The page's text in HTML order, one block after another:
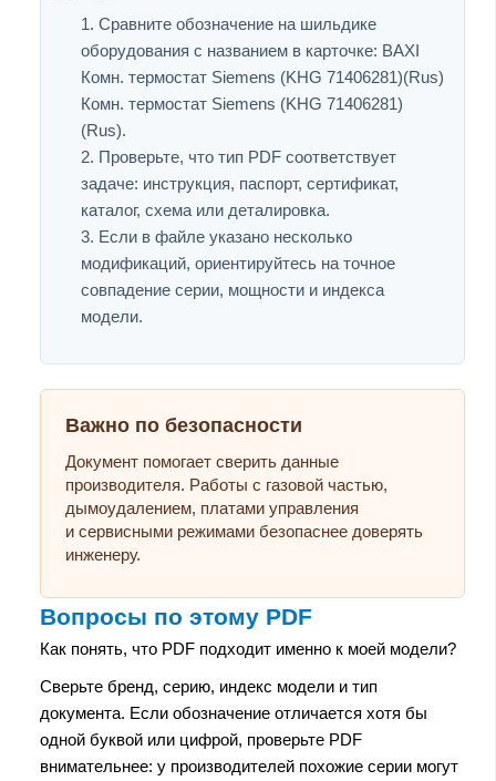
Сравните обозначение на шильдике
оборудования с названием в карточке: BAXI
Комн. термостат Siemens (KHG 71406281)(Rus)
Комн. термостат Siemens (KHG 71406281)
(Rus).
Проверьте, что тип PDF соответствует
задаче: инструкция, паспорт, сертификат,
каталог, схема или деталировка.
Если в файле указано несколько
модификаций, ориентируйтесь на точное
совпадение серии, мощности и индекса
модели.
Важно по безопасности
Документ помогает сверить данные
производителя. Работы с газовой частью,
дымоудалением, платами управления
и сервисными режимами безопаснее доверять
инженеру.
Вопросы по этому PDF
Как понять, что PDF подходит именно к моей модели?
Сверьте бренд, серию, индекс модели и тип
документа. Если обозначение отличается хотя бы
одной буквой или цифрой, проверьте PDF
внимательнее: у производителей похожие серии могут